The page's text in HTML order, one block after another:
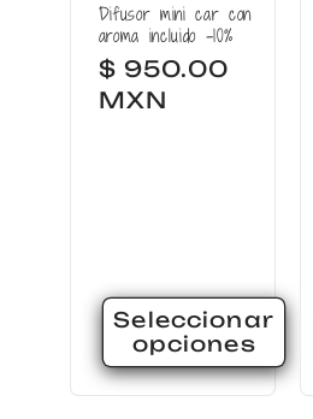
Difusor mini car con
aroma incluido -10%
Precio
habitual
$ 950.00
MXN
Seleccionar
opciones